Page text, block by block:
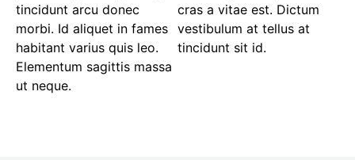
tincidunt arcu donec
morbi. Id aliquet in fames
habitant varius quis leo.
Elementum sagittis massa
ut neque.
cras a vitae est. Dictum
vestibulum at tellus at
tincidunt sit id.